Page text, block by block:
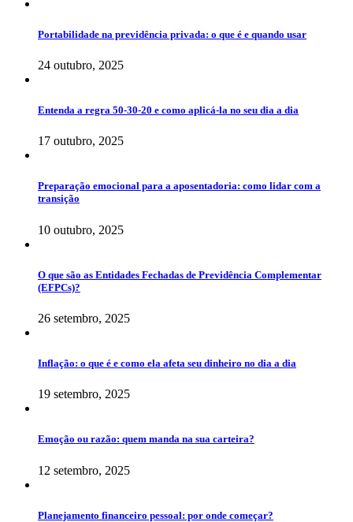
Portabilidade na previdência privada: o que é e quando usar
24 outubro, 2025
Entenda a regra 50-30-20 e como aplicá-la no seu dia a dia
17 outubro, 2025
Preparação emocional para a aposentadoria: como lidar com a
transição
10 outubro, 2025
O que são as Entidades Fechadas de Previdência Complementar
(EFPCs)?
26 setembro, 2025
Inflação: o que é e como ela afeta seu dinheiro no dia a dia
19 setembro, 2025
Emoção ou razão: quem manda na sua carteira?
12 setembro, 2025
Planejamento financeiro pessoal: por onde começar?